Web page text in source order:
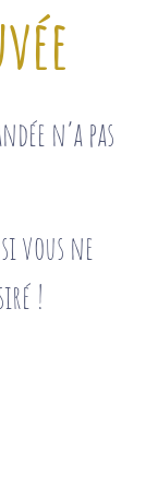
n’a pas
vous ne
!